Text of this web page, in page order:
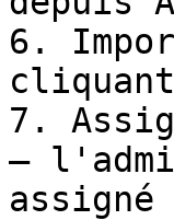
6.
7.
—
assigné